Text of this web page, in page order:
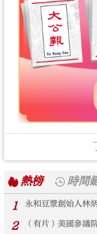
熱榜
時間
1
永和豆漿創始人
2 （有片）美國參議